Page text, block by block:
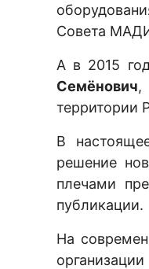
Совета
А в 2015
Семёнович,
территории
В
решение
плечами
публикации.
На